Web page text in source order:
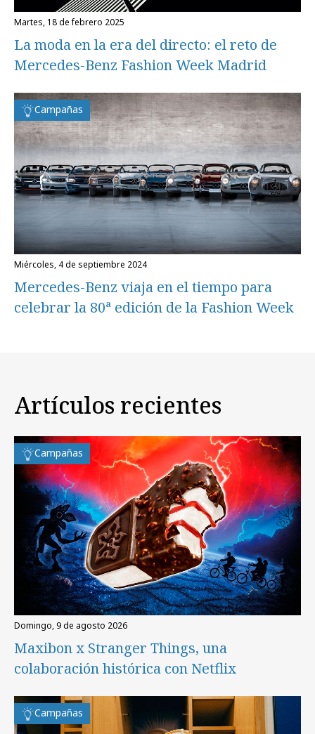
martes, 18 de febrero 2025
La moda en la era del directo: el reto de
Mercedes-Benz Fashion Week Madrid
Campañas
miércoles, 4 de septiembre 2024
Mercedes-Benz viaja en el tiempo para
celebrar la 80ª edición de la Fashion Week
Artículos recientes
Campañas
domingo, 9 de agosto 2026
Maxibon x Stranger Things, una
colaboración histórica con Netflix
Campañas